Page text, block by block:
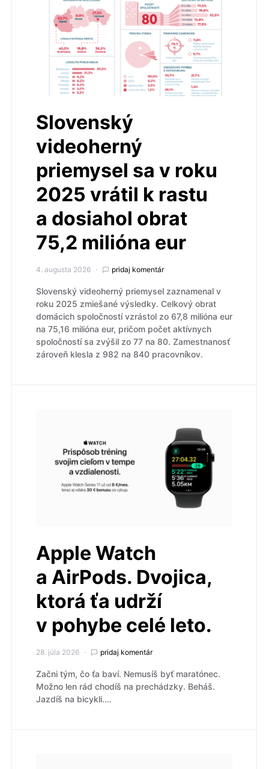
Slovenský
videoherný
priemysel sa v roku
2025 vrátil k rastu
a dosiahol obrat
75,2 milióna eur
4. augusta 2026 pridaj komentár
Slovenský videoherný priemysel zaznamenal v
roku 2025 zmiešané výsledky. Celkový obrat
domácich spoločností vzrástol zo 67,8 milióna eur
na 75,16 milióna eur, pričom počet aktívnych
spoločností sa zvýšil zo 77 na 80. Zamestnanosť
zároveň klesla z 982 na 840 pracovníkov.
Apple Watch
a AirPods. Dvojica,
ktorá ťa udrží
v pohybe celé leto.
28. júla 2026 pridaj komentár
Začni tým, čo ťa baví. Nemusíš byť maratónec.
Možno len rád chodíš na prechádzky. Beháš.
Jazdíš na bicykli.…